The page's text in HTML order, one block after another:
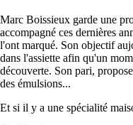
Marc Boissieux garde une
accompagné ces dernières
l'ont marqué. Son objectif
dans l'assiette afin qu'un
découverte. Son pari,
des émulsions...
Et si il y a une spécialité